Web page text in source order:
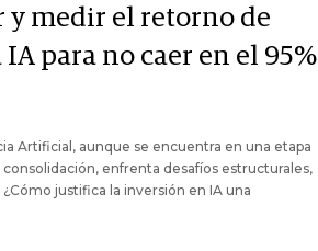
y medir el retorno de
para no caer en el 95%
Artificial, aunque se encuentra en una etapa
enfrenta desafíos estructurales,
justifica la inversión en IA una